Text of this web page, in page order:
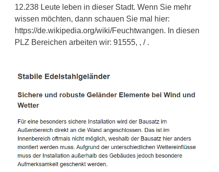
12.238 Leute leben in dieser Stadt. Wenn Sie mehr
wissen möchten, dann schauen Sie mal hier:
https://de.wikipedia.org/wiki/Feuchtwangen. In diesen
PLZ Bereichen arbeiten wir: 91555, , / .